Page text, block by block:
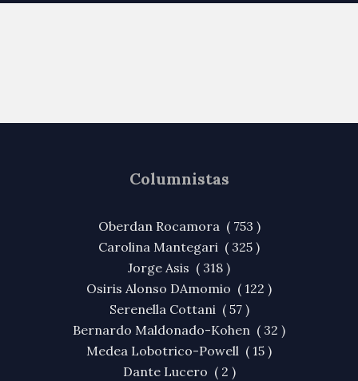
Columnistas
Oberdan Rocamora ( 753 )
Carolina Mantegari ( 325 )
Jorge Asis ( 318 )
Osiris Alonso DAmomio ( 122 )
Serenella Cottani ( 57 )
Bernardo Maldonado-Kohen ( 32 )
Medea Lobotrico-Powell ( 15 )
Dante Lucero ( 2 )